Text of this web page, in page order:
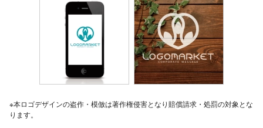
※本ロゴデザインの盗作・模倣は著作権侵害となり賠償請求・処罰の対象とな
ります。